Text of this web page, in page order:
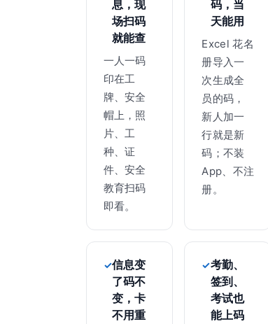
息，现
场扫码
就能查
一人一码
印在工
牌、安全
帽上，照
片、工
种、证
件、安全
教育扫码
即看。
码，当
天能用
Excel 花名
册导入一
次生成全
员的码，
新人加一
行就是新
码；不装
App、不注
册。
信息变
了码不
变，卡
不用重
考勤、
签到、
考试也
能上码